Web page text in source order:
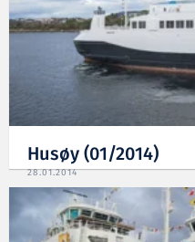
Husøy (01/2014)
28.01.2014